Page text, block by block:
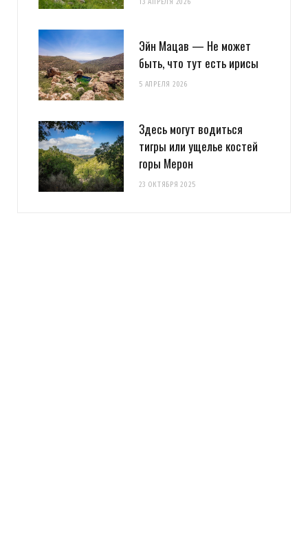
Эйн Мацав — Не может
быть, что тут есть ирисы
5 АПРЕЛЯ 2026
Здесь могут водиться
тигры или ущелье костей
горы Мерон
23 ОКТЯБРЯ 2025